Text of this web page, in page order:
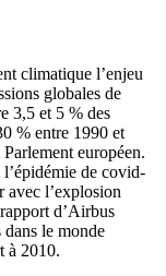
climatique l’enjeu
globales de
3,5 et 5 % des
% entre 1990 et
européen.
de covid-
avec l’explosion
d’Airbus
dans le monde
à 2010.